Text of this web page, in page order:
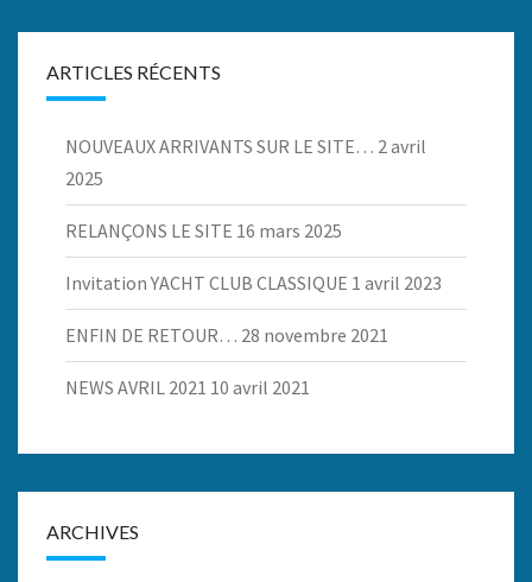
ARTICLES RÉCENTS
NOUVEAUX ARRIVANTS SUR LE SITE… 2 avril
2025
RELANÇONS LE SITE 16 mars 2025
Invitation YACHT CLUB CLASSIQUE 1 avril 2023
ENFIN DE RETOUR… 28 novembre 2021
NEWS AVRIL 2021 10 avril 2021
ARCHIVES